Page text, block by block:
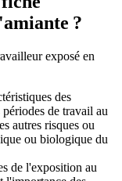
?
exposé en
des
de travail au
autres risques ou
ou biologique du
de l'exposition au